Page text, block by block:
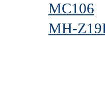
MC106
MH-